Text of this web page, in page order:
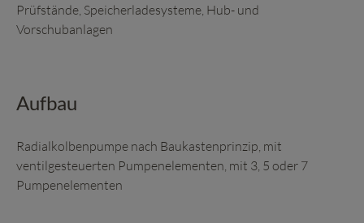
Prüfstände, Speicherladesysteme, Hub- und
Vorschubanlagen
Aufbau
Radialkolbenpumpe nach Baukastenprinzip, mit
ventilgesteuerten Pumpenelementen, mit 3, 5 oder 7
Pumpenelementen